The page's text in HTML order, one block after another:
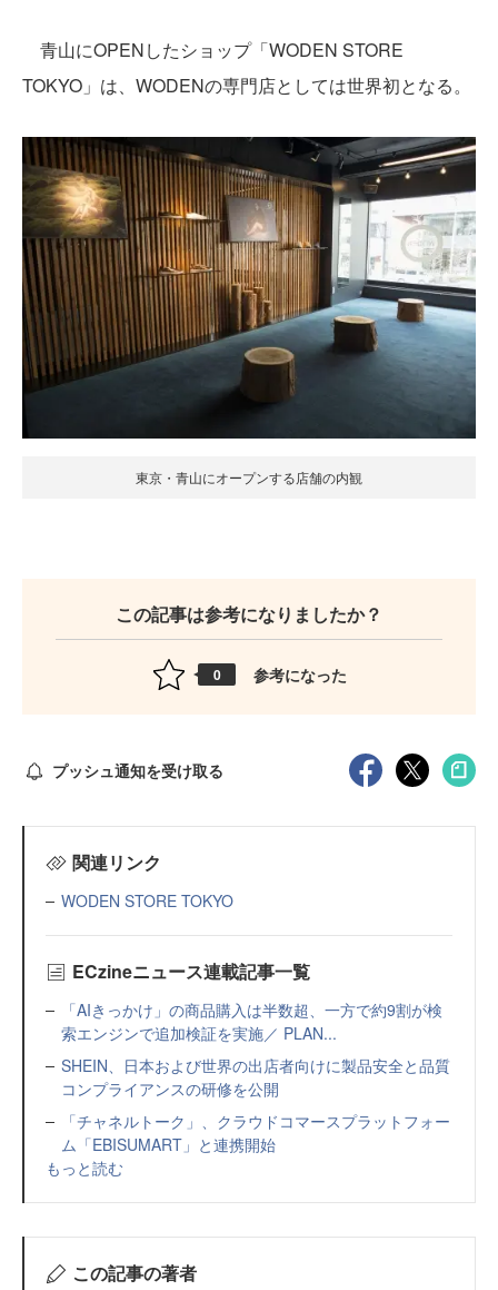
青山にOPENしたショップ「WODEN STORE
TOKYO」は、WODENの専門店としては世界初となる。
東京・青山にオープンする店舗の内観
この記事は参考になりましたか？
0 参考になった
プッシュ通知を受け取る
関連リンク
WODEN STORE TOKYO
ECzineニュース連載記事一覧
「AIきっかけ」の商品購入は半数超、一方で約9割が検
索エンジンで追加検証を実施／ PLAN...
SHEIN、日本および世界の出店者向けに製品安全と品質
コンプライアンスの研修を公開
「チャネルトーク」、クラウドコマースプラットフォー
ム「EBISUMART」と連携開始
もっと読む
この記事の著者